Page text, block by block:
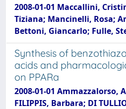
2008-01-01 Maccallini,
Tiziana; Mancinelli, Rosa;
Bettoni, Giancarlo; Fulle,
Synthesis of
acids and
on PPARa
2008-01-01 Ammazzalorso,
FILIPPIS, Barbara; DI